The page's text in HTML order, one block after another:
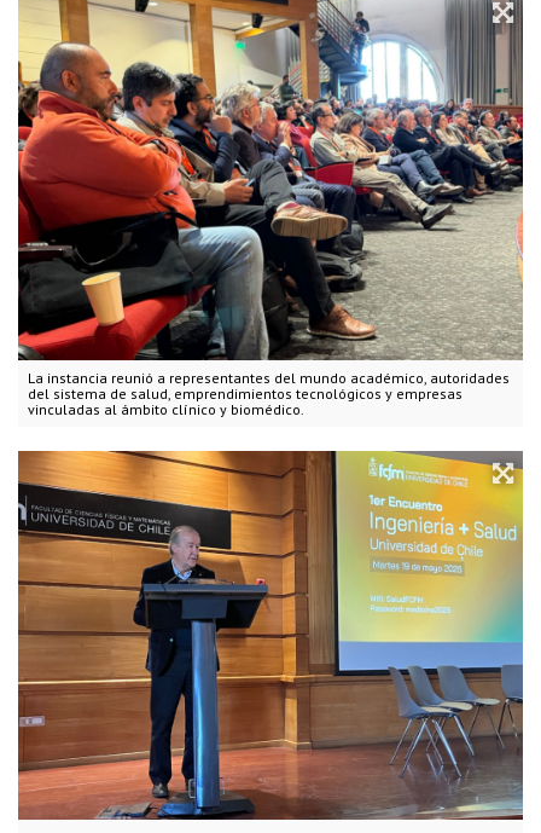
La instancia reunió a representantes del mundo académico, autoridades
del sistema de salud, emprendimientos tecnológicos y empresas
vinculadas al ámbito clínico y biomédico.